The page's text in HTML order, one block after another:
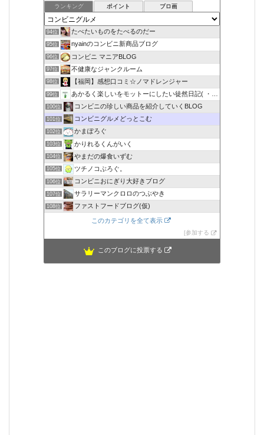
ランキング ポイント ブロ画
94位 たべたいものをたべるのだー
95位 nyainのコンビニ新商品ブログ
96位 コンビニ マニアBLOG
97位 不健康なジャンクルーム
98位 【福岡】感想口コミ☆ノマドレンジャー
99位 あかるく楽しいをモットーにしたい徒然日記( ・∇・)
100位 コンビニの珍しい商品を紹介していくBLOG
101位 コンビニグルメどっとこむ
102位 かまぽろぐ
103位 かりれるくんがいく
104位 やまだの爆食いずむ
105位 ツチノコぶろぐ。
106位 コンビニおにぎり大好きブログ
107位 サラリーマンクロロのつぶやき
108位 ファストフードブログ(仮)
このカテゴリを全て表示
参加する
このブログに投票する